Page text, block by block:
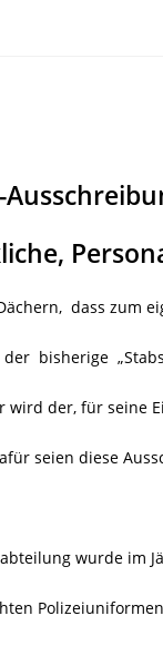
dass zum
bisherige
der, für seine
seien diese
wurde im